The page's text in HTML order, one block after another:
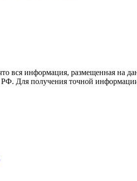
вся информация, размещенная на
Для получения точной